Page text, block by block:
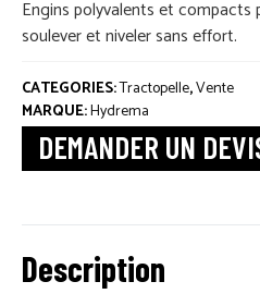
ACTUALITÉS
Engins polyvalents et compacts
soulever et niveler sans effort.
CATEGORIES:Tractopelle,Vente
MARQUE:Hydrema
DEMANDER UN
Description